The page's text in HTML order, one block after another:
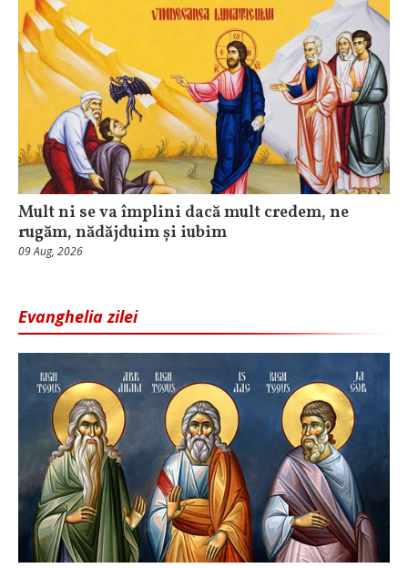
Mult ni se va împlini dacă mult credem, ne
rugăm, nădăjduim și iubim
09 Aug, 2026
Evanghelia zilei